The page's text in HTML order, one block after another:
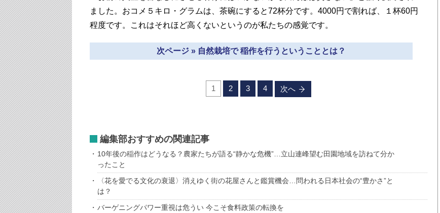
ました。おコメ５キロ・グラムは、茶碗にすると72杯分です。4000円で割れば、１杯60円
程度です。これはそれほど高くないというのが私たちの感覚です。
次ページ » 自然栽培で 稲作を行うということとは？
1 2 3 4 次へ
編集部おすすめの関連記事
10年後の稲作はどうなる？農家たちが語る“静かな危機”…立山連峰望む田園地域を訪ねて分か
ったこと
〈花を愛でる文化の衰退〉消えゆく街の花屋さんと鑑賞機会…問われる日本社会の“豊かさ”と
は？
バーゲニングパワー重視は危うい 今こそ食料政策の転換を